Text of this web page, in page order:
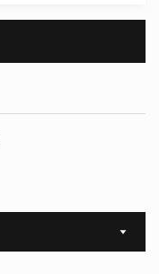
Sort